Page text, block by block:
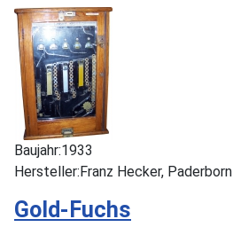
Baujahr:1933
Hersteller:Franz Hecker, Paderborn
Gold-Fuchs